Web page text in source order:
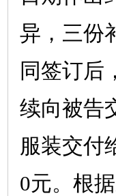
异，三份
同签订后
续向被告
服装交付
0元。根